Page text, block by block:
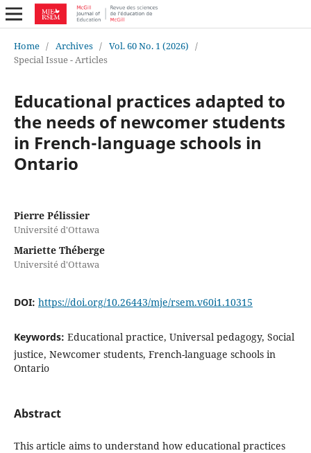
Home / Archives / Vol. 60 No. 1 (2026) /
Special Issue - Articles
Educational practices adapted to
the needs of newcomer students
in French-language schools in
Ontario
Pierre Pélissier
Université d'Ottawa
Mariette Théberge
Université d'Ottawa
DOI: https://doi.org/10.26443/mje/rsem.v60i1.10315
Keywords: Educational practice, Universal pedagogy, Social
justice, Newcomer students, French-language schools in
Ontario
Abstract
This article aims to understand how educational practices